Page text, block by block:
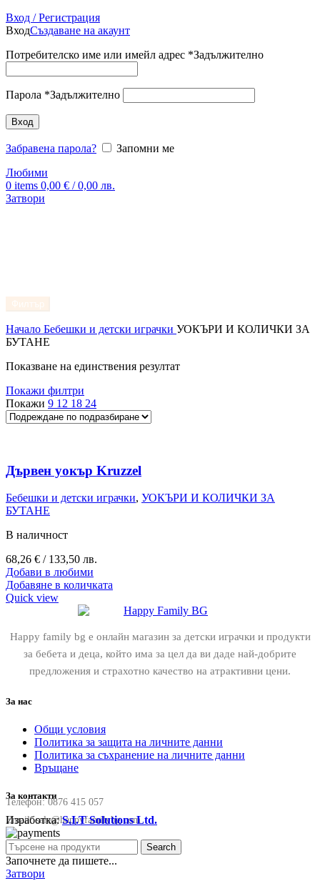
Вход / Регистрация
ВходСъздаване на акаунт
Потребителско име или имейл адрес *Задължително
Парола *Задължително
Вход
Забравена парола?
Запомни ме
Любими
0 items 0,00 € / 0,00 лв.
Затвори
Начало Бебешки и детски играчки УОКЪРИ И КОЛИЧКИ ЗА
БУТАНЕ
Показване на единствения резултат
Покажи филтри
Покажи 9 12 18 24
Дървен уокър Kruzzel
Бебешки и детски играчки, УОКЪРИ И КОЛИЧКИ ЗА
БУТАНЕ
В наличност
68,26 € / 133,50 лв.
Добави в любими
Добавяне в количката
Quick view
Happy family bg е онлайн магазин за детски играчки и продукти
за бебета и деца, който има за цел да ви даде най-добрите
предложения и страхотно качество на атрактивни цени.
За нас
Общи условия
Политика за защита на личните данни
Политика за съхранение на личните данни
Връщане
За контакти
Телефон:0876 415 057
Email:sale@happyfamilybg.com
Изработка:S.I.T Solutions Ltd.
Search
Започнете да пишете...
Затвори